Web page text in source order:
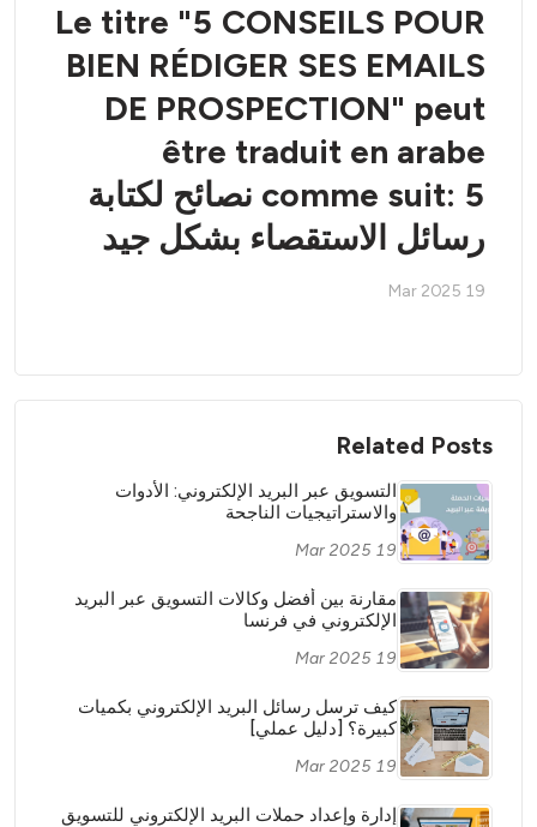
Le titre "5 CONSEILS POUR
BIEN RÉDIGER SES EMAILS
DE PROSPECTION" peut
être traduit en arabe
comme suit: 5 نصائح لكتابة
رسائل الاستقصاء بشكل جيد
19 Mar 2025
Related Posts
التسويق عبر البريد الإلكتروني: الأدوات
والاستراتيجيات الناجحة
19 Mar 2025
مقارنة بين أفضل وكالات التسويق عبر البريد
الإلكتروني في فرنسا
19 Mar 2025
كيف ترسل رسائل البريد الإلكتروني بكميات
كبيرة؟ [دليل عملي]
19 Mar 2025
إدارة وإعداد حملات البريد الإلكتروني للتسويق